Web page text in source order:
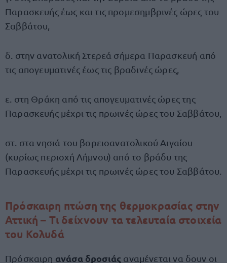
Παρασκευής έως και τις προμεσημβρινές ώρες του
Σαββάτου,
δ. στην ανατολική Στερεά σήμερα Παρασκευή από
τις απογευματινές έως τις βραδινές ώρες,
ε. στη Θράκη από τις απογευματινές ώρες της
Παρασκευής μέχρι τις πρωινές ώρες του Σαββάτου,
στ. στα νησιά του βορειοανατολικού Αιγαίου
(κυρίως περιοχή Λήμνου) από το βράδυ της
Παρασκευής μέχρι τις πρωινές ώρες του Σαββάτου.
Πρόσκαιρη πτώση της θερμοκρασίας στην
Αττική – Τι δείχνουν τα τελευταία στοιχεία
του Κολυδά
Πρόσκαιρη ανάσα δροσιάς αναμένεται να δουν οι